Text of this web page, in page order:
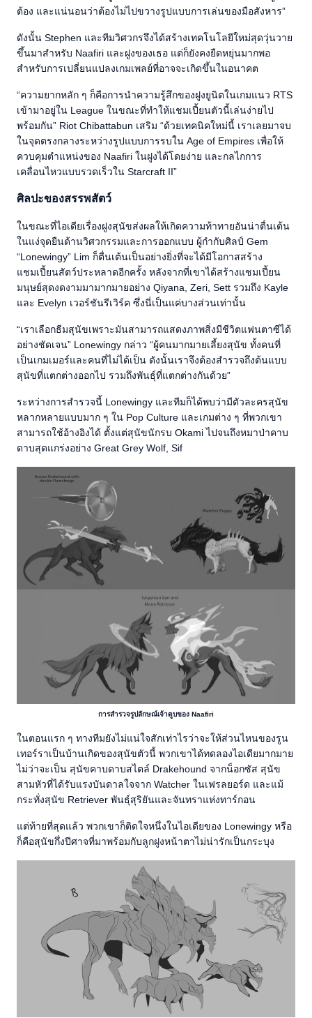
ต้อง และแน่นอนว่าต้องไม่ไปขวางรูปแบบการเล่นของมือสังหาร”
ดังนั้น Stephen และทีมวิศวกรจึงได้สร้างเทคโนโลยีใหม่สุดวุ่นวาย
ขึ้นมาสำหรับ Naafiri และฝูงของเธอ แต่ก็ยังคงยืดหยุ่นมากพอ
สำหรับการเปลี่ยนแปลงเกมเพลย์ที่อาจจะเกิดขึ้นในอนาคต
“ความยากหลัก ๆ ก็คือการนำความรู้สึกของฝูงยูนิตในเกมแนว RTS
เข้ามาอยู่ใน League ในขณะที่ทำให้แชมเปี้ยนตัวนี้เล่นง่ายไป
พร้อมกัน” Riot Chibattabun เสริม “ด้วยเทคนิคใหม่นี้ เราเลยมาจบ
ในจุดตรงกลางระหว่างรูปแบบการรบใน Age of Empires เพื่อให้
ควบคุมตำแหน่งของ Naafiri ในฝูงได้โดยง่าย และกลไกการ
เคลื่อนไหวแบบรวดเร็วใน Starcraft II”
ศิลปะของสรรพสัตว์
ในขณะที่ไอเดียเรื่องฝูงสุนัขส่งผลให้เกิดความท้าทายอันน่าตื่นเต้น
ในแง่จุดยืนด้านวิศวกรรมและการออกแบบ ผู้กำกับศิลป์ Gem
“Lonewingy” Lim ก็ตื่นเต้นเป็นอย่างยิ่งที่จะได้มีโอกาสสร้าง
แชมเปี้ยนสัตว์ประหลาดอีกครั้ง หลังจากที่เขาได้สร้างแชมเปี้ยน
มนุษย์สุดงดงามมามากมายอย่าง Qiyana, Zeri, Sett รวมถึง Kayle
และ Evelyn เวอร์ชันรีเวิร์ค ซึ่งนี่เป็นแค่บางส่วนเท่านั้น
“เราเลือกธีมสุนัขเพราะมันสามารถแสดงภาพสิ่งมีชีวิตแฟนตาซีได้
อย่างชัดเจน” Lonewingy กล่าว “ผู้คนมากมายเลี้ยงสุนัข ทั้งคนที่
เป็นเกมเมอร์และคนที่ไม่ได้เป็น ดังนั้นเราจึงต้องสำรวจถึงต้นแบบ
สุนัขที่แตกต่างออกไป รวมถึงพันธุ์ที่แตกต่างกันด้วย”
ระหว่างการสำรวจนี้ Lonewingy และทีมก็ได้พบว่ามีตัวละครสุนัข
หลากหลายแบบมาก ๆ ใน Pop Culture และเกมต่าง ๆ ที่พวกเขา
สามารถใช้อ้างอิงได้ ตั้งแต่สุนัขนักรบ Okami ไปจนถึงหมาป่าคาบ
ดาบสุดแกร่งอย่าง Great Grey Wolf, Sif
การสำรวจรูปลักษณ์เจ้าตูบของ Naafiri
ในตอนแรก ๆ ทางทีมยังไม่แน่ใจสักเท่าไรว่าจะให้ส่วนไหนของรูน
เทอร์ราเป็นบ้านเกิดของสุนัขตัวนี้ พวกเขาได้ทดลองไอเดียมากมาย
ไม่ว่าจะเป็น สุนัขคาบดาบสไตล์ Drakehound จากน็อกซัส สุนัข
สามหัวที่ได้รับแรงบันดาลใจจาก Watcher ในเฟรลยอร์ด และแม้
กระทั่งสุนัข Retriever พันธุ์สุริยันและจันทราแห่งทาร์กอน
แต่ท้ายที่สุดแล้ว พวกเขาก็ติดใจหนึ่งในไอเดียของ Lonewingy หรือ
ก็คือสุนัขกึ่งปีศาจที่มาพร้อมกับลูกฝูงหน้าตาไม่น่ารักเป็นกระบุง